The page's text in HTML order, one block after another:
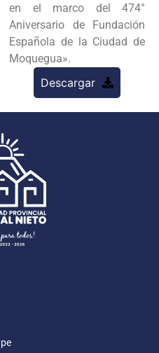
en el marco del 474°
Aniversario de Fundación
Española de la Ciudad de
Moquegua».
Descargar